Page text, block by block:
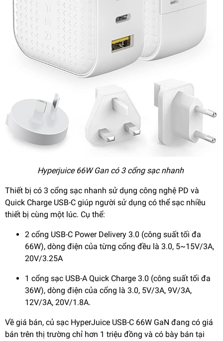
Hyperjuice 66W Gan có 3 cổng sạc nhanh
Thiết bị có 3 cổng sạc nhanh sử dụng công nghệ PD và
Quick Charge USB-C giúp người sử dụng có thể sạc nhiều
thiết bị cùng một lúc. Cụ thể:
2 cổng USB-C Power Delivery 3.0 (công suất tối đa
66W), dòng điện của từng cổng đều là 3.0, 5~15V/3A,
20V/3.25A
1 cổng sạc USB-A Quick Charge 3.0 (công suất tối đa
36W), dòng điện của cổng là 3.0, 5V/3A, 9V/3A,
12V/3A, 20V/1.8A.
Về giá bán, củ sạc HyperJuice USB-C 66W GaN đang có giá
bán trên thị trường chỉ hơn 1 triệu đồng và có bày bán tại